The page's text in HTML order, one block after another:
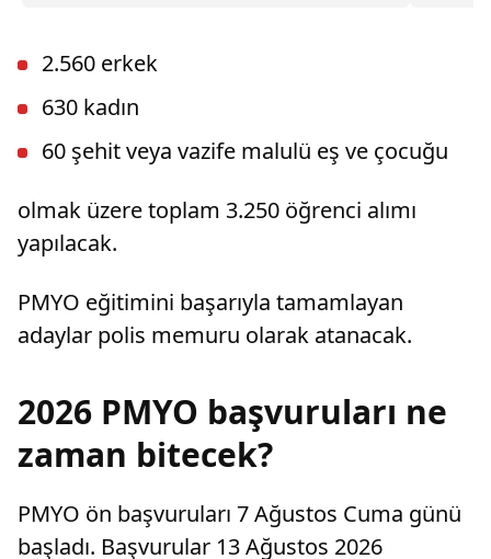
2.560 erkek
630 kadın
60 şehit veya vazife malulü eş ve çocuğu
olmak üzere toplam 3.250 öğrenci alımı
yapılacak.
PMYO eğitimini başarıyla tamamlayan
adaylar polis memuru olarak atanacak.
2026 PMYO başvuruları ne
zaman bitecek?
PMYO ön başvuruları 7 Ağustos Cuma günü
başladı. Başvurular 13 Ağustos 2026